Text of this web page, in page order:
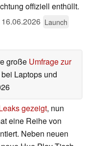
offiziell enthüllt.
16.06.2026 Launch
große Umfrage zur
Laptops und
gezeigt, nun
eine Reihe von
Neben neuen